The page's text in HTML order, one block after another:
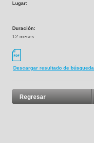
Lugar:
---
Duración:
12 meses
Descargar resultado de búsqueda
Regresar